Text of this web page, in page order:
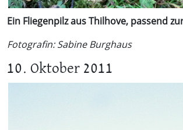
Ein Fliegenpilz aus Thilhove, passend
Fotografin: Sabine Burghaus
10. Oktober 2011